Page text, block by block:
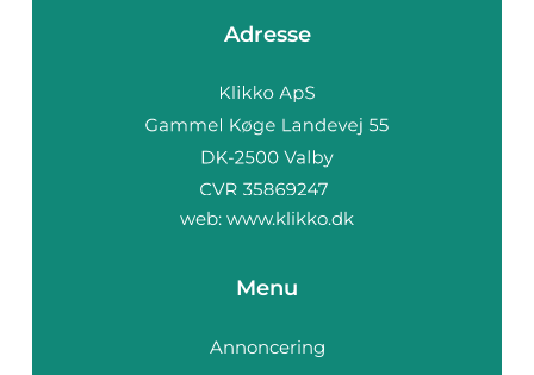
Adresse
web: www.klikko.dk
Menu
Annoncering